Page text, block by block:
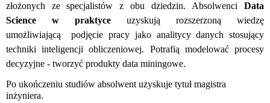
złożonych ze specjalistów z obu dziedzin. AbsolwenciData
Science w praktyce uzyskują rozszerzoną wiedzę
umożliwiającą
podjęcie pracy jako analitycy danych stosujący
techniki inteligencji obliczeniowej. Potrafią modelować procesy
decyzyjne - tworzyć produkty data miningowe.
Po ukończeniu studiów absolwent uzyskuje tytuł magistra
inżyniera.